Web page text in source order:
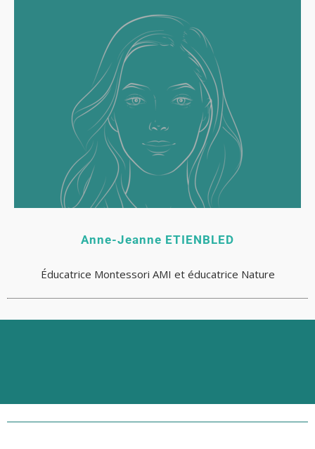
Anne-Jeanne ETIENBLED
Éducatrice Montessori AMI et éducatrice Nature